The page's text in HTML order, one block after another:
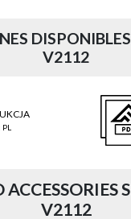
V2112
PL
V2112